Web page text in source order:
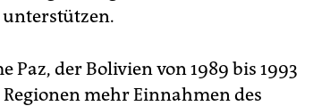
unterstützen.
Paz, der Bolivien von 1989 bis 1993
mehr Einnahmen des